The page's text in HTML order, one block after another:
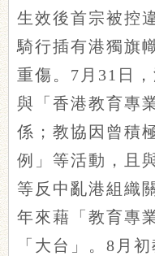
生效後首宗被控
騎行插有港獨旗
重傷。7月31日
與「香港教育專
係；教協因曾積
例」等活動，且
等反中亂港組織
年來藉「教育專
「大台」。8月